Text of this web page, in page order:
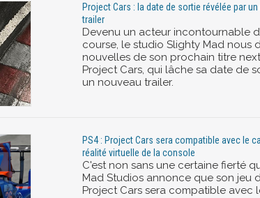
Project Cars : la date de sortie révélée par
trailer
Devenu un acteur incontournable
course, le studio Slighty Mad nous
nouvelles de son prochain titre
Project Cars, qui lâche sa date de
un nouveau trailer.
PS4 : Project Cars sera compatible avec le
réalité virtuelle de la console
C'est non sans une certaine fierté
Mad Studios annonce que son jeu
Project Cars sera compatible avec